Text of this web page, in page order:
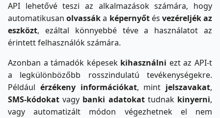
API lehetővé teszi az alkalmazások számára, hogy
automatikusanolvassáka képernyőtés vezéreljék az
eszközt, ezáltal könnyebbé téve a használatot az
érintett felhasználók számára.
Azonban a támadók képesek kihasználni ezt az API-t
a legkülönbözőbb rosszindulatú tevékenységekre.
Például érzékeny információkat, mint jelszavakat,
SMS-kódokat vagy banki adatokattudnak kinyerni,
vagy automatizált módon végezhetnek el nem